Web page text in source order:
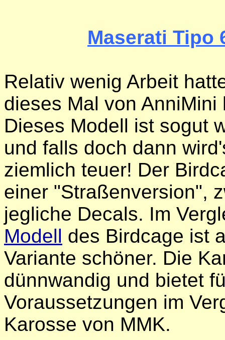
Maserati Tipo
Relativ wenig Arbeit
dieses Mal von
Dieses Modell ist sogut
und falls doch dann
ziemlich teuer! Der
einer "Straßenversion",
jegliche Decals. Im
Modell des Birdcage ist
Variante schöner. Die
dünnwandig und bietet
Voraussetzungen im
Karosse von MMK.